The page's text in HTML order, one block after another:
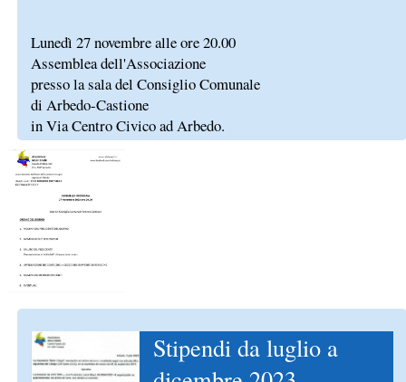
Lunedì 27 novembre alle ore 20.00
Assemblea dell'Associazione
presso la sala del Consiglio Comunale
di Arbedo-Castione
in Via Centro Civico ad Arbedo.
Stipendi da luglio a